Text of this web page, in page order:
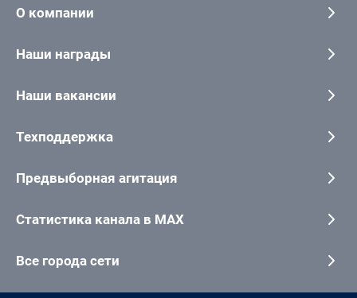
О компании
Наши награды
Наши вакансии
Техподдержка
Предвыборная агитация
Статистика канала в MAX
Все города сети